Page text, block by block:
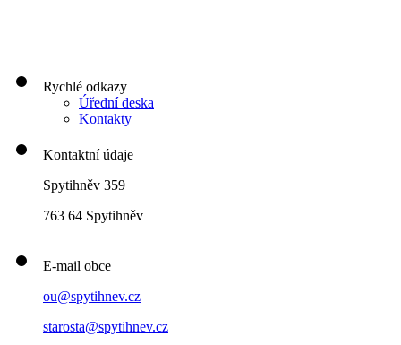
Rychlé odkazy
Úřední deska
Kontakty
Kontaktní údaje
Spytihněv 359
763 64 Spytihněv
E-mail obce
ou@spytihnev.cz
starosta@spytihnev.cz